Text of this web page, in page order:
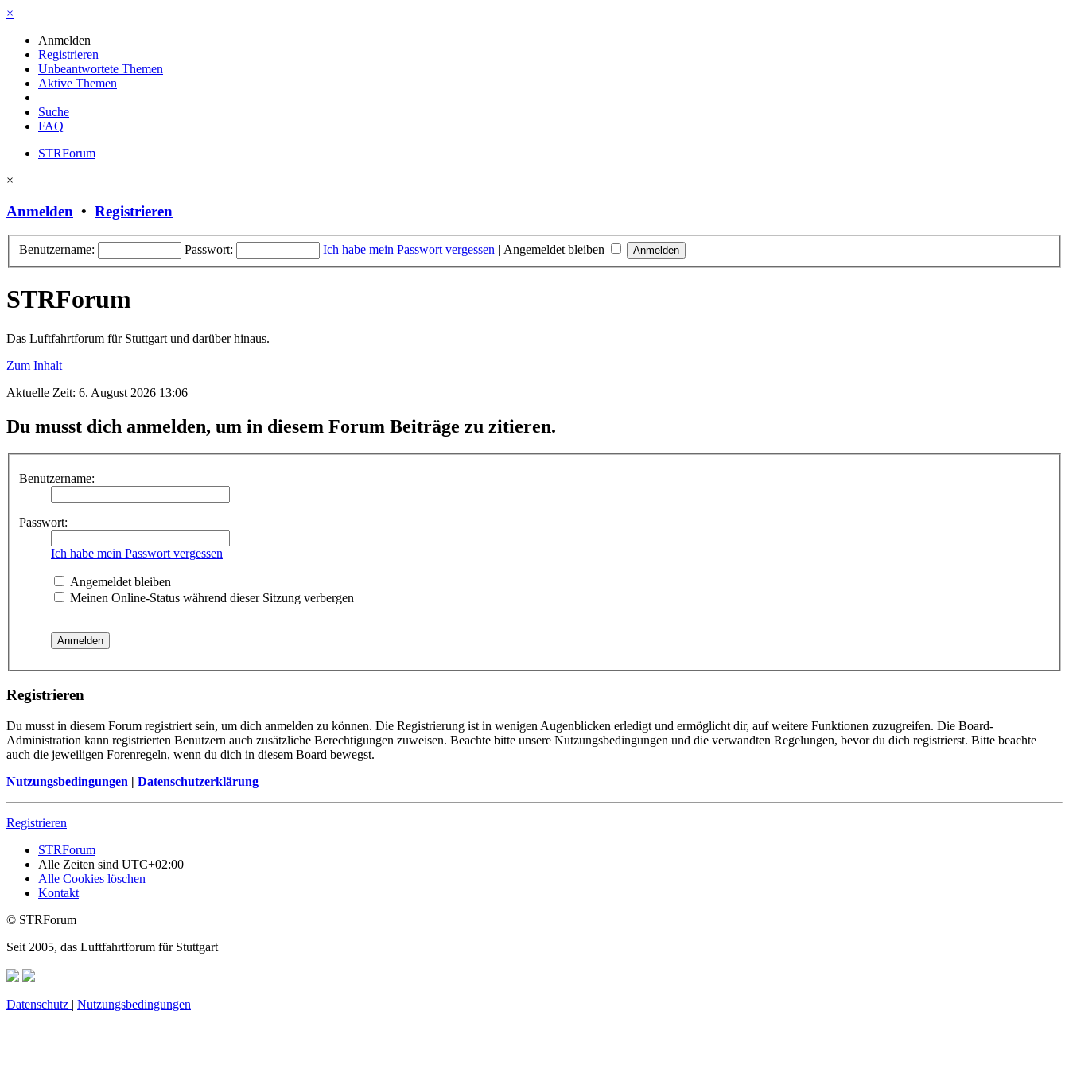
×
Anmelden
Registrieren
Unbeantwortete Themen
Aktive Themen
Suche
FAQ
STRForum
×
Anmelden • Registrieren
Benutzername: Passwort: Ich habe mein Passwort vergessen | Angemeldet bleiben
STRForum
Das Luftfahrtforum für Stuttgart und darüber hinaus.
Zum Inhalt
Aktuelle Zeit: 6. August 2026 13:06
Du musst dich anmelden, um in diesem Forum Beiträge zu zitieren.
Benutzername:
Passwort:
Ich habe mein Passwort vergessen
Angemeldet bleiben
Meinen Online-Status während dieser Sitzung verbergen
Registrieren
Du musst in diesem Forum registriert sein, um dich anmelden zu können. Die Registrierung ist in wenigen Augenblicken erledigt und ermöglicht dir, auf weitere Funktionen zuzugreifen. Die Board-
Administration kann registrierten Benutzern auch zusätzliche Berechtigungen zuweisen. Beachte bitte unsere Nutzungsbedingungen und die verwandten Regelungen, bevor du dich registrierst. Bitte beachte
auch die jeweiligen Forenregeln, wenn du dich in diesem Board bewegst.
Nutzungsbedingungen | Datenschutzerklärung
Registrieren
STRForum
Alle Zeiten sind UTC+02:00
Alle Cookies löschen
Kontakt
© STRForum
Seit 2005, das Luftfahrtforum für Stuttgart
Datenschutz | Nutzungsbedingungen